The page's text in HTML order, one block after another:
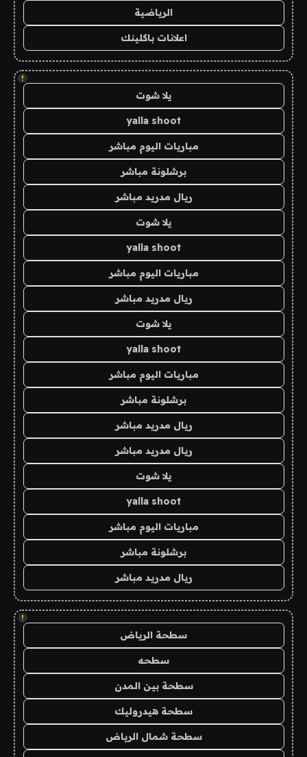
الرياضية
اعلانات باكلينك
!
يلا شوت
yalla shoot
مباريات اليوم مباشر
برشلونة مباشر
ريال مدريد مباشر
يلا شوت
yalla shoot
مباريات اليوم مباشر
ريال مدريد مباشر
يلا شوت
yalla shoot
مباريات اليوم مباشر
برشلونة مباشر
ريال مدريد مباشر
ريال مدريد مباشر
يلا شوت
yalla shoot
مباريات اليوم مباشر
برشلونة مباشر
ريال مدريد مباشر
!
سطحة الرياض
سطحه
سطحة بين المدن
سطحة هيدروليك
سطحة شمال الرياض